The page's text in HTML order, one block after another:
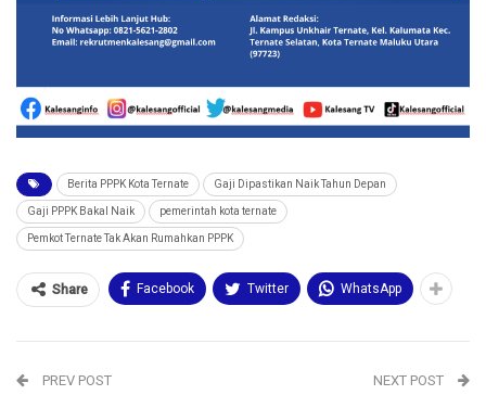
Berita PPPK Kota Ternate Gaji Dipastikan Naik Tahun Depan
Gaji PPPK Bakal Naik pemerintah kota ternate
Pemkot Ternate Tak Akan Rumahkan PPPK
Share Facebook Twitter WhatsApp
PREV POST NEXT POST